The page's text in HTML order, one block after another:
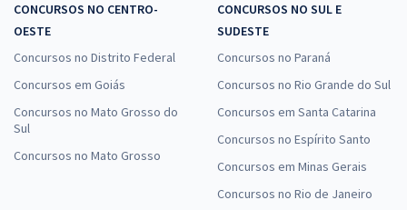
CONCURSOS NO CENTRO-
OESTE
Concursos no Distrito Federal
Concursos em Goiás
Concursos no Mato Grosso do
Sul
Concursos no Mato Grosso
CONCURSOS NO SUL E
SUDESTE
Concursos no Paraná
Concursos no Rio Grande do Sul
Concursos em Santa Catarina
Concursos no Espírito Santo
Concursos em Minas Gerais
Concursos no Rio de Janeiro